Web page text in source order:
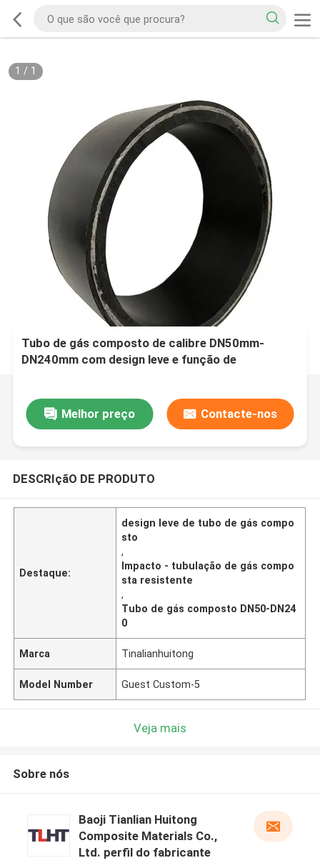
1 / 1
Tubo de gás composto de calibre DN50mm-
DN240mm com design leve e função de
Melhor preço Contacte-nos
DESCRIçãO DE PRODUTO
Destaque:
design leve de tubo de gás compo
sto
,
Impacto - tubulação de gás compo
sta resistente
,
Tubo de gás composto DN50-DN24
0
Marca Tinalianhuitong
Model Number Guest Custom-5
Veja mais
Sobre nós
Baoji Tianlian Huitong
Composite Materials Co.,
Ltd. perfil do fabricante